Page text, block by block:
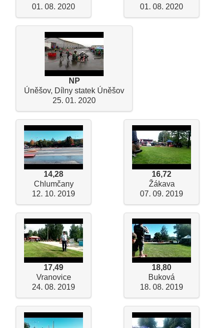
01. 08. 2020
01. 08. 2020
NP
Úněšov, Dílny statek Úněšov
25. 01. 2020
14,28
Chlumčany
12. 10. 2019
16,72
Žákava
07. 09. 2019
17,49
Vranovice
24. 08. 2019
18,80
Buková
18. 08. 2019